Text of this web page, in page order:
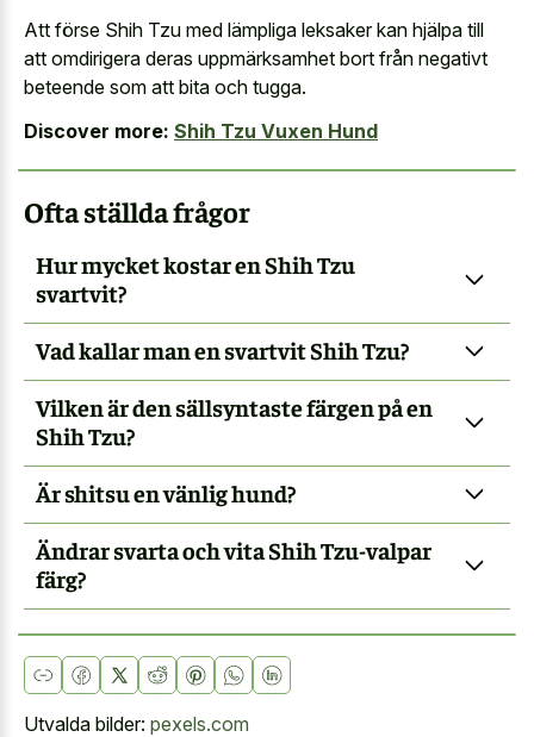
Att förse Shih Tzu med lämpliga leksaker kan hjälpa till
att omdirigera deras uppmärksamhet bort från negativt
beteende som att bita och tugga.
Discover more: Shih Tzu Vuxen Hund
Ofta ställda frågor
Hur mycket kostar en Shih Tzu
svartvit?
Vad kallar man en svartvit Shih Tzu?
Vilken är den sällsyntaste färgen på en
Shih Tzu?
Är shitsu en vänlig hund?
Ändrar svarta och vita Shih Tzu-valpar
färg?
Utvalda bilder: pexels.com